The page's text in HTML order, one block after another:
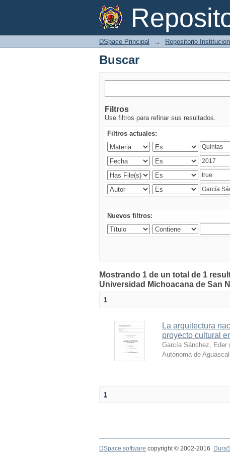
Buscar
DSpace Principal → Repositorio
Buscar
Filtros
Use filtros para refinar sus resultados.
Filtros actuales:
Nuevos filtros:
Mostrando 1 de un total de 1
Universidad Michoacana de San
1
La arquitectura
proyecto cultural
García Sánchez, Eder
Autónoma de
1
DSpace software copyright © 2002-2016